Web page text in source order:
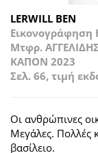
LERWILL BEN
Εικονογράφηση
Μτφρ.
ΚΑΠΟΝ 2023
Σελ. 66, τιμή
Οι ανθρώπινες
Μεγάλες. Πολλές
βασίλειο.